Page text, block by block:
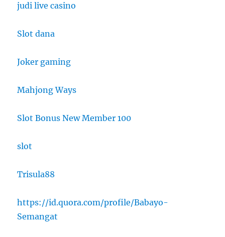
judi live casino
Slot dana
Joker gaming
Mahjong Ways
Slot Bonus New Member 100
slot
Trisula88
https://id.quora.com/profile/Babayo-
Semangat